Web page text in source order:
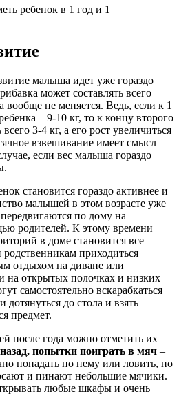
малыша идет уже гораздо
может составлять всего
вообще не меняется. Ведь, если к 1
– 9-10 кг, то к концу второго
3-4 кг, а его рост увеличиться
взвешивание имеет смысл
если вес малыша гораздо
становится гораздо активнее и
малышей в этом возрасте уже
по дому на
родителей. К этому времени
в доме становится все
приходиться
отдыхом на диване или
на открытых полочках и низких
самостоятельно вскарабкаться
дотянуться до стола и взять
предмет.
после года можно отметить их
попытки поиграть в мяч –
попадать по нему или ловить, но
и пинают небольшие мячики.
любые шкафы и очень